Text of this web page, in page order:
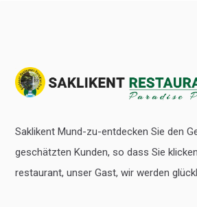
Saklikent Mund-zu-entdecken Sie den
geschätzten Kunden, so dass Sie
restaurant, unser Gast, wir werden